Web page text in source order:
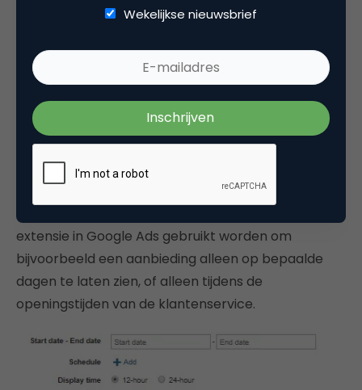
trackingtemplate of de customer parameters in.
Let op: als je het URL-veld leeg laat, wordt de URL
van de advertentie gehanteerd.
Stap 9:De action-extensie geeft ook nog de
mogelijkheid om deze extensie alleen op bepaalde
tijden te laten zien of bepaalde momenten. Zo kan
dus de action-extensie net zoals een promotie-
extensie in Google Ads gebruikt worden om
bijvoorbeeld een aanbieding alleen op bepaalde
dagen te laten zien, of alleen tijdens de
openingstijden van de klantenservice.
Wekelijkse nieuwsbrief